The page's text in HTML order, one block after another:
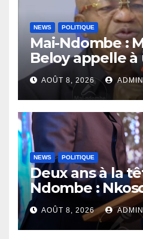
NEWS POLITIQUE
Mai-Ndombe :
Beloy appelle
concertation
du dialogue
AOÛT 8, 2026 ADMIN
NEWS POLITIQUE
Deux ans à la
Ndombe :
défend son
sécurité sa
AOÛT 8, 2026 ADMIN